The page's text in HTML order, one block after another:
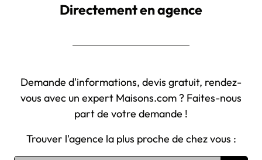
Directement en agence
Demande d'informations, devis gratuit, rendez-
vous avec un expert Maisons.com ? Faites-nous
part de votre demande !
Trouver l'agence la plus proche de chez vous :